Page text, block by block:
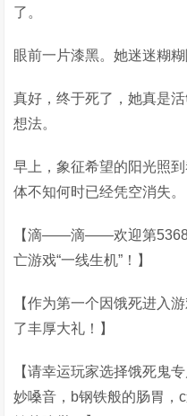
了。
眼前一片漆黑。她迷迷糊糊
真好，终于死了，她真是
想法。
早上，象征希望的阳光照
体不知何时已经凭空消失。
【滴——滴——欢迎第
亡游戏“一线生机”！】
【作为第一个因饿死进入
了丰厚大礼！】
【请幸运玩家选择饿死鬼
妙嗓音，b钢铁般的肠胃，